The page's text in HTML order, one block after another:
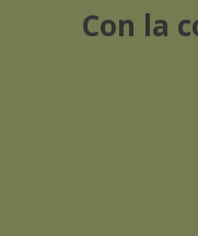
Con la